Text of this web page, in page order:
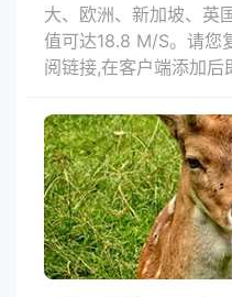
大、欧洲、新加坡、英
值可达18.8 M/S。请您
阅链接,在客户端添加后